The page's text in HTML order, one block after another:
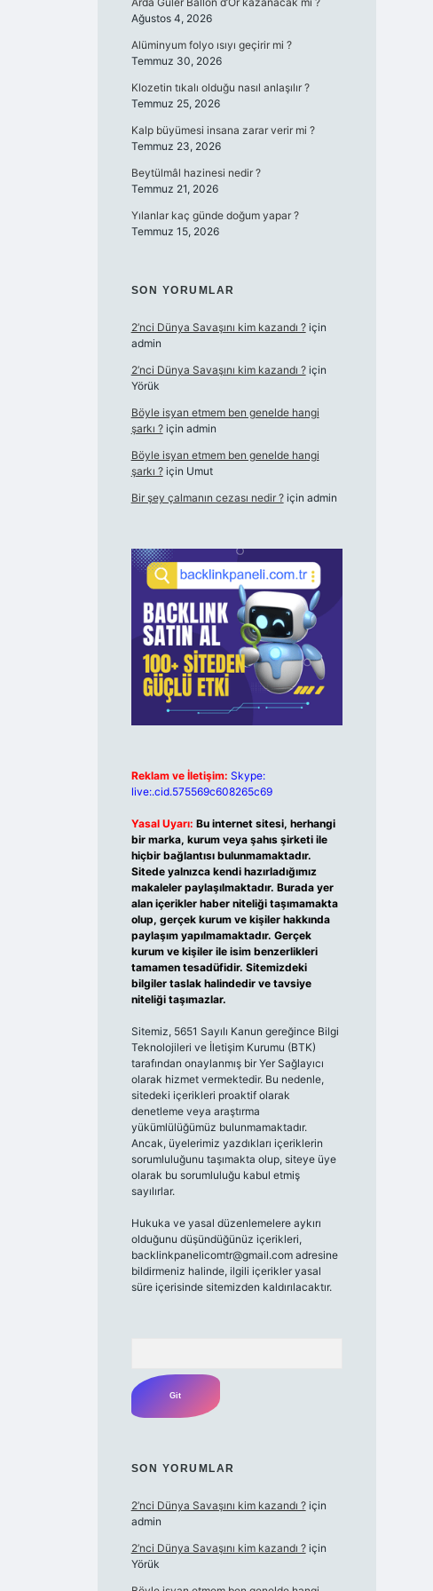
Ağustos 4, 2026
Alüminyum folyo ısıyı geçirir mi ?
Temmuz 30, 2026
Klozetin tıkalı olduğu nasıl anlaşılır ?
Temmuz 25, 2026
Kalp büyümesi insana zarar verir mi ?
Temmuz 23, 2026
Beytülmâl hazinesi nedir ?
Temmuz 21, 2026
Yılanlar kaç günde doğum yapar ?
Temmuz 15, 2026
SON YORUMLAR
2’nci Dünya Savaşını kim kazandı ?için
admin
2’nci Dünya Savaşını kim kazandı ?için
Yörük
Böyle isyan etmem ben genelde hangi
şarkı ?için admin
Böyle isyan etmem ben genelde hangi
şarkı ?için Umut
Bir şey çalmanın cezası nedir ?için admin
Reklam ve İletişim: Skype:
live:.cid.575569c608265c69
Yasal Uyarı: Bu internet sitesi, herhangi
bir marka, kurum veya şahıs şirketi ile
hiçbir bağlantısı bulunmamaktadır.
Sitede yalnızca kendi hazırladığımız
makaleler paylaşılmaktadır. Burada yer
alan içerikler haber niteliği taşımamakta
olup, gerçek kurum ve kişiler hakkında
paylaşım yapılmamaktadır. Gerçek
kurum ve kişiler ile isim benzerlikleri
tamamen tesadüfidir. Sitemizdeki
bilgiler taslak halindedir ve tavsiye
niteliği taşımazlar.
Sitemiz, 5651 Sayılı Kanun gereğince Bilgi
Teknolojileri ve İletişim Kurumu (BTK)
tarafından onaylanmış bir Yer Sağlayıcı
olarak hizmet vermektedir. Bu nedenle,
sitedeki içerikleri proaktif olarak
denetleme veya araştırma
yükümlülüğümüz bulunmamaktadır.
Ancak, üyelerimiz yazdıkları içeriklerin
sorumluluğunu taşımakta olup, siteye üye
olarak bu sorumluluğu kabul etmiş
sayılırlar.
Hukuka ve yasal düzenlemelere aykırı
olduğunu düşündüğünüz içerikleri,
backlinkpanelicomtr@gmail.comadresine
bildirmeniz halinde, ilgili içerikler yasal
süre içerisinde sitemizden kaldırılacaktır.
SON YORUMLAR
2’nci Dünya Savaşını kim kazandı ?için
admin
2’nci Dünya Savaşını kim kazandı ?için
Yörük